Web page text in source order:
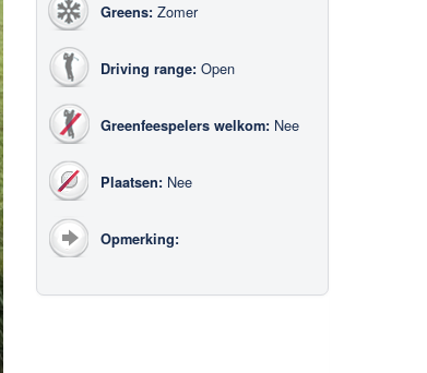
Greens: Zomer
Driving range: Open
Greenfeespelers welkom: Nee
Plaatsen: Nee
Opmerking: